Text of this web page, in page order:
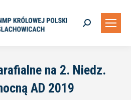
Szukaj:
na 2. Niedz.
AD 2019